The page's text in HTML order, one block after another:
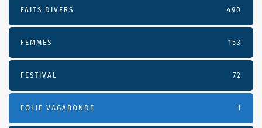
FAITS DIVERS 490
FEMMES 153
FESTIVAL 72
FOLIE VAGABONDE 1